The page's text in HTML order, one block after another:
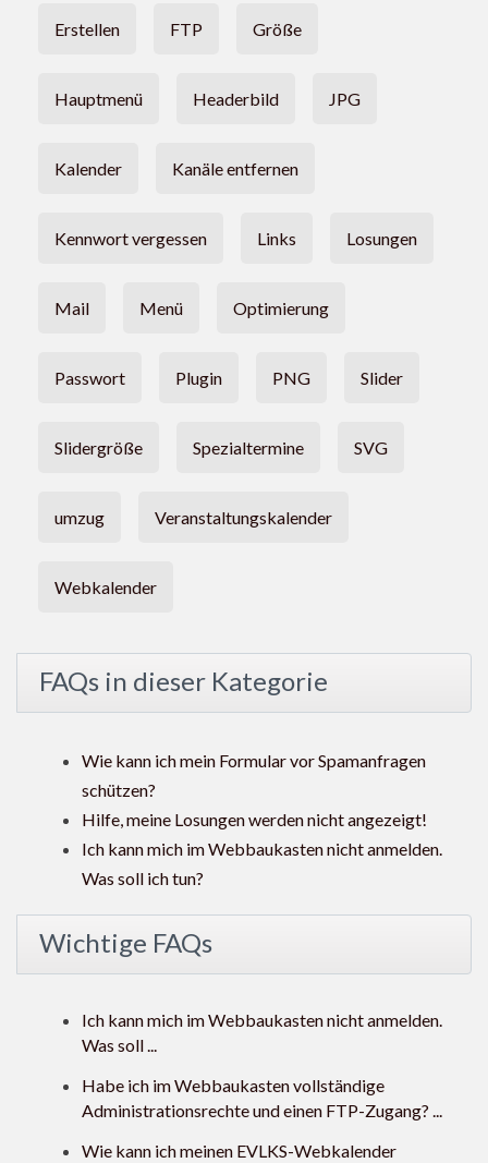
Erstellen FTP Größe
Hauptmenü Headerbild JPG
Kalender Kanäle entfernen
Kennwort vergessen Links Losungen
Mail Menü Optimierung
Passwort Plugin PNG Slider
Slidergröße Spezialtermine SVG
umzug Veranstaltungskalender
Webkalender
FAQs in dieser Kategorie
Wie kann ich mein Formular vor Spamanfragen
schützen?
Hilfe, meine Losungen werden nicht angezeigt!
Ich kann mich im Webbaukasten nicht anmelden.
Was soll ich tun?
Wichtige FAQs
Ich kann mich im Webbaukasten nicht anmelden.
Was soll ...
Habe ich im Webbaukasten vollständige
Administrationsrechte und einen FTP-Zugang? ...
Wie kann ich meinen EVLKS-Webkalender